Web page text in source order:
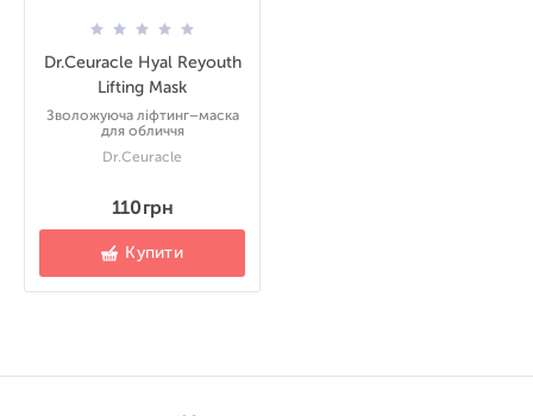
Dr.Ceuracle Hyal Reyouth
Lifting Mask
Зволожуюча ліфтинг–маска
для обличчя
Dr.Ceuracle
110 грн
Купити